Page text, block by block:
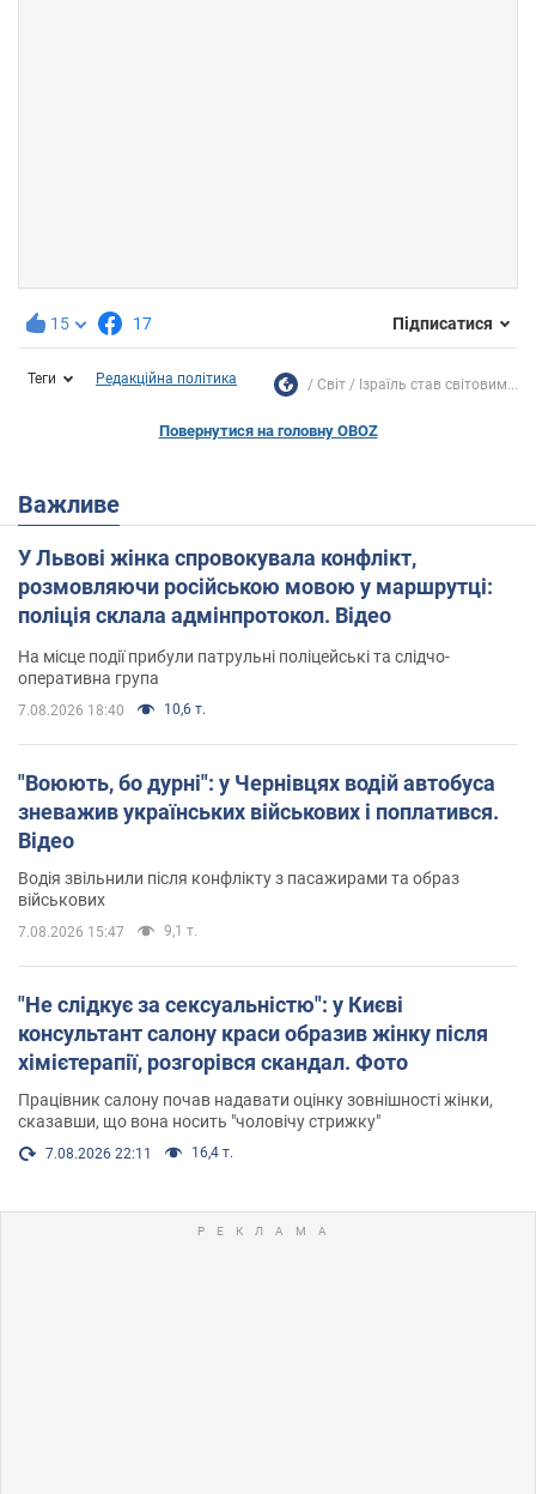
15 17 Підписатися
Теги Редакційна політика Світ Ізраїль став світовим...
Повернутися на головну OBOZ
Важливе
У Львові жінка спровокувала конфлікт,
розмовляючи російською мовою у маршрутці:
поліція склала адмінпротокол. Відео
На місце події прибули патрульні поліцейські та слідчо-
оперативна група
7.08.2026 18:40 10,6 т.
"Воюють, бо дурні": у Чернівцях водій автобуса
зневажив українських військових і поплатився.
Відео
Водія звільнили після конфлікту з пасажирами та образ
військових
7.08.2026 15:47 9,1 т.
"Не слідкує за сексуальністю": у Києві
консультант салону краси образив жінку після
хімієтерапії, розгорівся скандал. Фото
Працівник салону почав надавати оцінку зовнішності жінки,
сказавши, що вона носить "чоловічу стрижку"
7.08.2026 22:11 16,4 т.